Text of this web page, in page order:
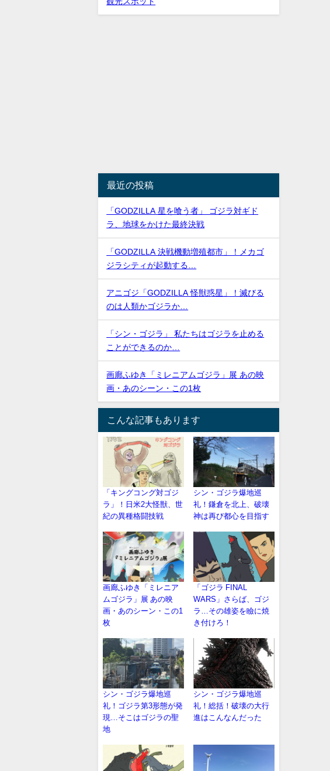
最近の投稿
「GODZILLA 星を喰う者」 ゴジラ対ギド
ラ、地球をかけた最終決戦
「GODZILLA 決戦機動増殖都市」！メカゴ
ジラシティが起動する…
アニゴジ「GODZILLA 怪獣惑星」！滅びる
のは人類かゴジラか…
「シン・ゴジラ」 私たちはゴジラを止める
ことができるのか…
画廊ふゆき「ミレニアムゴジラ」展 あの映
画・あのシーン・この1枚
こんな記事もあります
「キングコング対ゴジ
ラ」！日米2大怪獣、世
紀の異種格闘技戦
シン・ゴジラ爆地巡
礼！鎌倉を北上、破壊
神は再び都心を目指す
画廊ふゆき「ミレニア
ムゴジラ」展 あの映
画・あのシーン・この1
枚
「ゴジラ FINAL
WARS」さらば、ゴジ
ラ…その雄姿を瞼に焼
き付けろ！
シン・ゴジラ爆地巡
礼！ゴジラ第3形態が発
現…そこはゴジラの聖
地
シン・ゴジラ爆地巡
礼！総括！破壊の大行
進はこんなんだった